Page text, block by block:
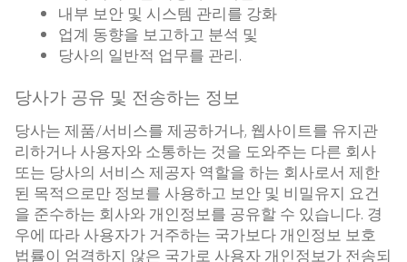
내부 보안 및 시스템 관리를 강화
업계 동향을 보고하고 분석 및
당사의 일반적 업무를 관리.
당사가 공유 및 전송하는 정보
당사는 제품/서비스를 제공하거나, 웹사이트를 유지관
리하거나 사용자와 소통하는 것을 도와주는 다른 회사
또는 당사의 서비스 제공자 역할을 하는 회사로서 제한
된 목적으로만 정보를 사용하고 보안 및 비밀유지 요건
을 준수하는 회사와 개인정보를 공유할 수 있습니다. 경
우에 따라 사용자가 거주하는 국가보다 개인정보 보호
법률이 엄격하지 않은 국가로 사용자 개인정보가 전송되